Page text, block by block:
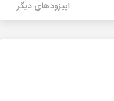
اپیزودهای دیگر